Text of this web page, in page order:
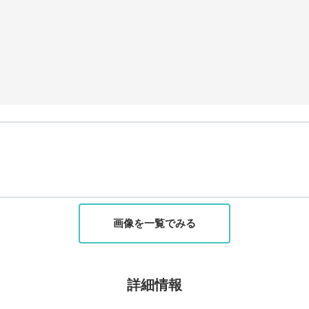
画像を一覧でみる
詳細情報